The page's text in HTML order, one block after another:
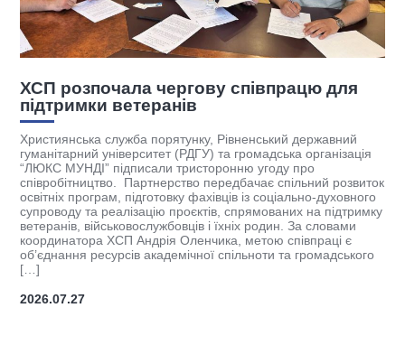
ХСП розпочала чергову співпрацю для
підтримки ветеранів
Християнська служба порятунку, Рівненський державний
гуманітарний університет (РДГУ) та громадська організація
“ЛЮКС МУНДІ” підписали тристоронню угоду про
співробітництво. Партнерство передбачає спільний розвиток
освітніх програм, підготовку фахівців із соціально-духовного
супроводу та реалізацію проєктів, спрямованих на підтримку
ветеранів, військовослужбовців і їхніх родин. За словами
координатора ХСП Андрія Оленчика, метою співпраці є
об’єднання ресурсів академічної спільноти та громадського
[…]
2026.07.27